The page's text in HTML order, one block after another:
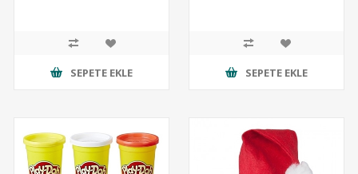
SEPETE EKLE SEPETE EKLE